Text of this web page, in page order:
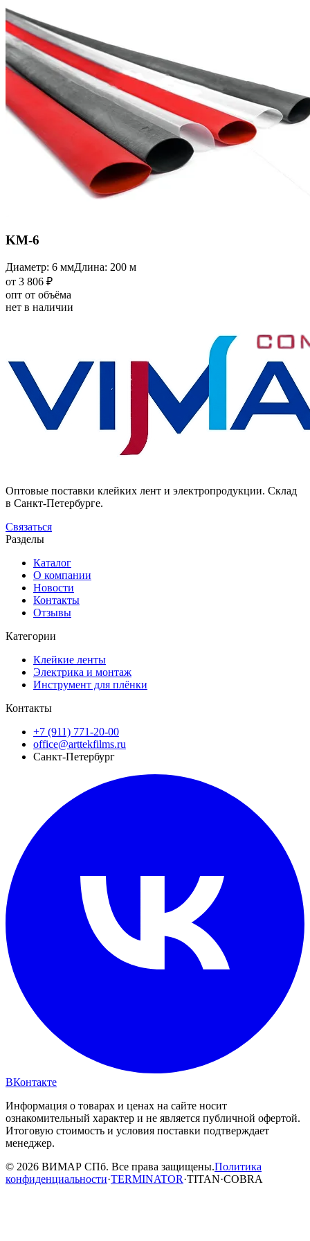
KM-6
Диаметр: 6 ммДлина: 200 м
от 3 806 ₽
опт от объёма
нет в наличии
Оптовые поставки клейких лент и электропродукции. Склад
в Санкт-Петербурге.
Связаться
Разделы
Каталог
О компании
Новости
Контакты
Отзывы
Категории
Клейкие ленты
Электрика и монтаж
Инструмент для плёнки
Контакты
+7 (911) 771-20-00
office@arttekfilms.ru
Санкт-Петербург
ВКонтакте
Информация о товарах и ценах на сайте носит
ознакомительный характер и не является публичной офертой.
Итоговую стоимость и условия поставки подтверждает
менеджер.
© 2026 ВИМАР СПб. Все права защищены.Политика
конфиденциальности·TERMINATOR·TITAN·COBRA